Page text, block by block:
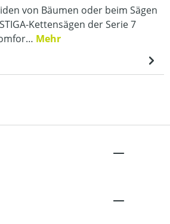
von Bäumen oder beim Sägen
Kettensägen der Serie 7
Mehr